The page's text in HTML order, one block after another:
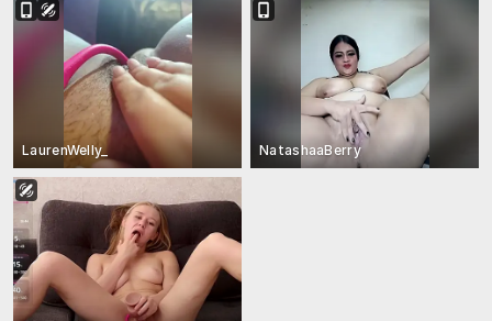
LaurenWelly_ NatashaaBerry